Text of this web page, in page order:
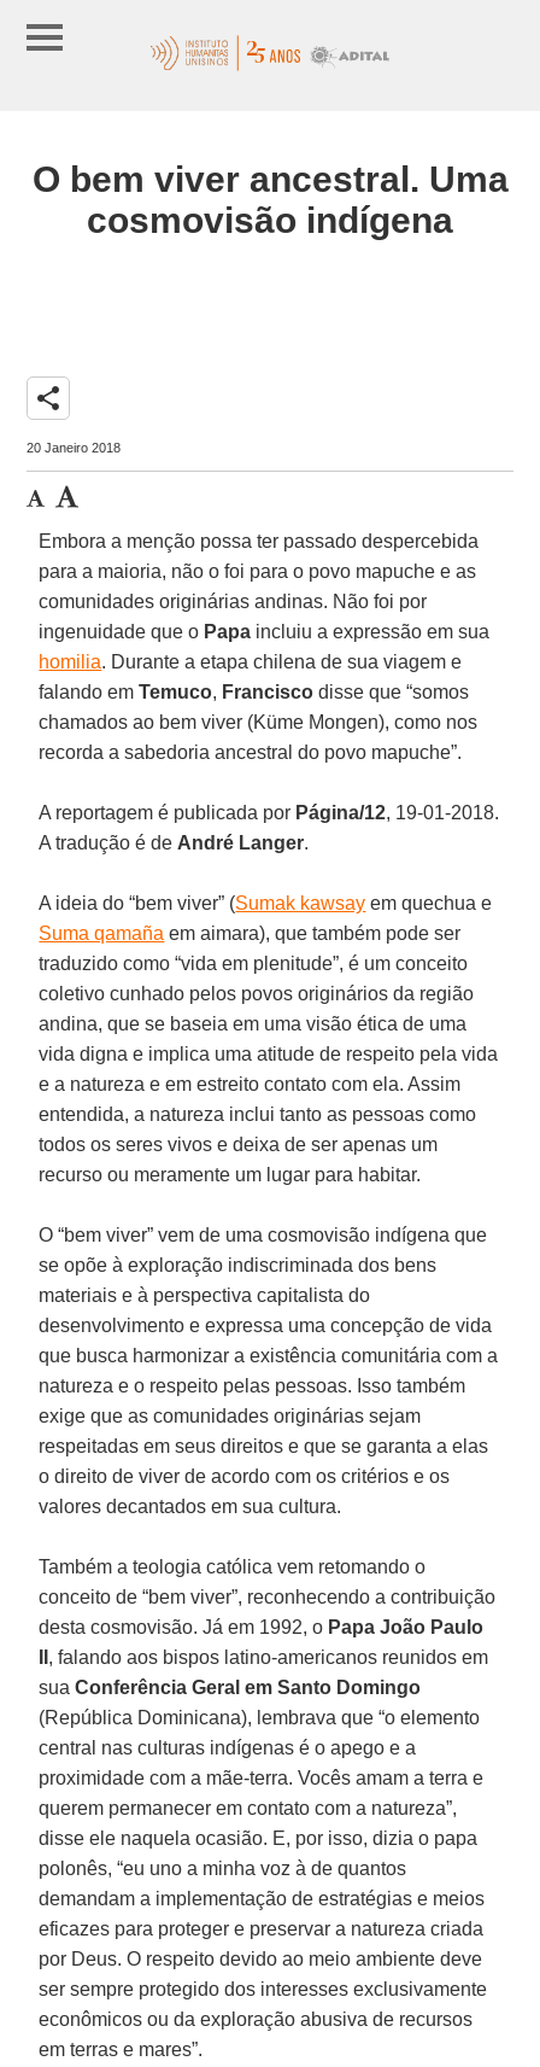
O bem viver ancestral. Uma
cosmovisão indígena
share
20 Janeiro 2018
Embora a menção possa ter passado despercebida
para a maioria, não o foi para o povo mapuche e as
comunidades originárias andinas. Não foi por
ingenuidade que o Papa incluiu a expressão em sua
homilia. Durante a etapa chilena de sua viagem e
falando emTemuco, Francisco disse que “somos
chamados ao bem viver (Küme Mongen), como nos
recorda a sabedoria ancestral do povo mapuche”.
A reportagem é publicada por Página/12, 19-01-2018.
A tradução é de André Langer.
A ideia do “bem viver” (Sumak kawsay em quechua e
Suma qamaña em aimara), que também pode ser
traduzido como “vida em plenitude”, é um conceito
coletivo cunhado pelos povos originários da região
andina, que se baseia em uma visão ética de uma
vida digna e implica uma atitude de respeito pela vida
e a natureza e em estreito contato com ela. Assim
entendida, a natureza inclui tanto as pessoas como
todos os seres vivos e deixa de ser apenas um
recurso ou meramente um lugar para habitar.
O “bem viver” vem de uma cosmovisão indígena que
se opõe à exploração indiscriminada dos bens
materiais e à perspectiva capitalista do
desenvolvimento e expressa uma concepção de vida
que busca harmonizar a existência comunitária com a
natureza e o respeito pelas pessoas. Isso também
exige que as comunidades originárias sejam
respeitadas em seus direitos e que se garanta a elas
o direito de viver de acordo com os critérios e os
valores decantados em sua cultura.
Também a teologia católica vem retomando o
conceito de “bem viver”, reconhecendo a contribuição
desta cosmovisão. Já em 1992, o Papa João Paulo
, falando aos bispos latino-americanos reunidos em
suaConferência Geral em Santo Domingo
(República Dominicana), lembrava que “o elemento
central nas culturas indígenas é o apego e a
proximidade com a mãe-terra. Vocês amam a terra e
querem permanecer em contato com a natureza”,
disse ele naquela ocasião. E, por isso, dizia o papa
polonês, “eu uno a minha voz à de quantos
demandam a implementação de estratégias e meios
eficazes para proteger e preservar a natureza criada
por Deus. O respeito devido ao meio ambiente deve
ser sempre protegido dos interesses exclusivamente
econômicos ou da exploração abusiva de recursos
em terras e mares”.